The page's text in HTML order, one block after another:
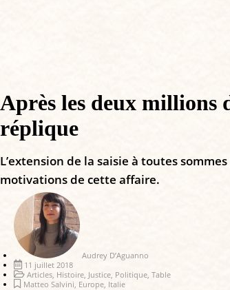
Après les deux millions
réplique
L’extension de la saisie à toutes
motivations de cette affaire.
Audrey D’Aguanno
11 juillet 2018
Articles Histoire Justice Politique Table
Matteo Salvini Europe Italie